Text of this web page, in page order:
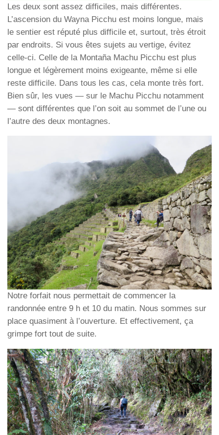
Les deux sont assez difficiles, mais différentes.
L’ascension du Wayna Picchu est moins longue, mais
le sentier est réputé plus difficile et, surtout, très étroit
par endroits. Si vous êtes sujets au vertige, évitez
celle-ci. Celle de la Montaña Machu Picchu est plus
longue et légèrement moins exigeante, même si elle
reste difficile. Dans tous les cas, cela monte très fort.
Bien sûr, les vues — sur le Machu Picchu notamment
— sont différentes que l’on soit au sommet de l’une ou
l’autre des deux montagnes.
Notre forfait nous permettait de commencer la
randonnée entre 9 h et 10 du matin. Nous sommes sur
place quasiment à l’ouverture. Et effectivement, ça
grimpe fort tout de suite.